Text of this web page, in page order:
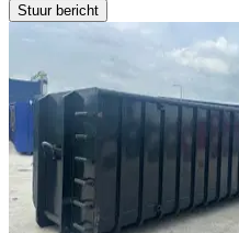
Stuur bericht